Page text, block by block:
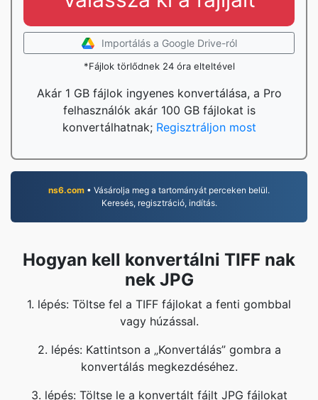
Importálás a Google Drive-ról
*Fájlok törlődnek 24 óra elteltével
Akár 1 GB fájlok ingyenes konvertálása, a Pro
felhasználók akár 100 GB fájlokat is
konvertálhatnak; Regisztráljon most
ns6.com • Vásárolja meg a tartományát perceken belül.
Keresés, regisztráció, indítás.
Hogyan kell konvertálni TIFF nak
nek JPG
1. lépés: Töltse fel a TIFF fájlokat a fenti gombbal
vagy húzással.
2. lépés: Kattintson a „Konvertálás” gombra a
konvertálás megkezdéséhez.
3. lépés: Töltse le a konvertált fájlt JPG fájlokat